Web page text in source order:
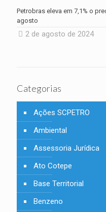
Petrobras eleva em 7,1% o
agosto
2 de agosto de 2024
Categorias
Ações SCPETRO
Ambiental
Assessoria Jurídica
Ato Cotepe
Base Territorial
Benzeno